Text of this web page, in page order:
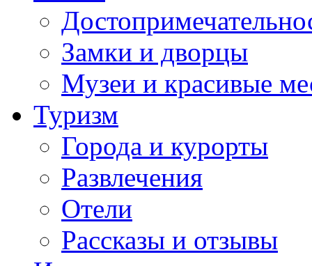
Замки и дворцы
Музеи и красивые
Туризм
Города и курорты
Развлечения
Отели
Рассказы и отзывы